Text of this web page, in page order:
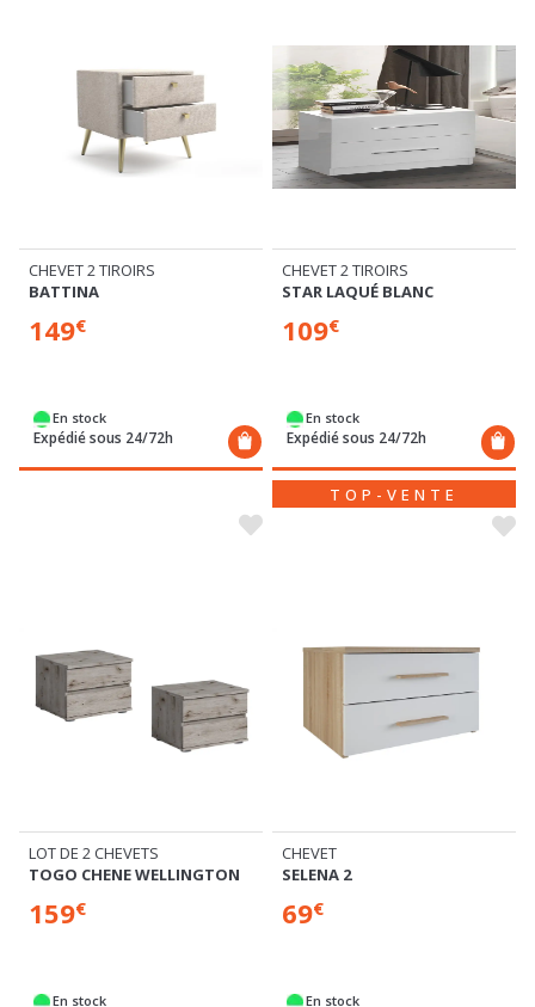
CHEVET 2 TIROIRS
BATTINA
149€
En stock
Expédié sous 24/72h
CHEVET 2 TIROIRS
STAR LAQUÉ BLANC
109€
En stock
Expédié sous 24/72h
LOT DE 2 CHEVETS
TOGO CHENE WELLINGTON
159€
En stock
TOP-VENTE
CHEVET
SELENA 2
69€
En stock